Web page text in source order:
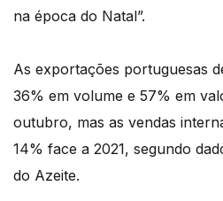
na época do Natal”.
As exportações portuguesas
36% em volume e 57% em
outubro, mas as vendas
14% face a 2021, segundo
do Azeite.